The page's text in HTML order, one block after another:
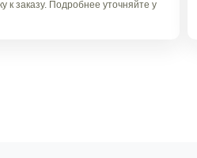
к заказу. Подробнее уточняйте у